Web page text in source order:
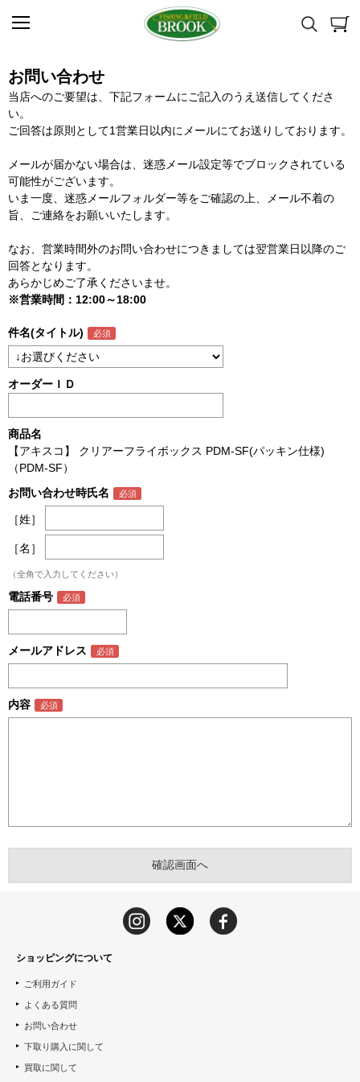
お問い合わせ
当店へのご要望は、下記フォームにご記入のうえ送信してくださ
い。
ご回答は原則として1営業日以内にメールにてお送りしております。
メールが届かない場合は、迷惑メール設定等でブロックされている
可能性がございます。
いま一度、迷惑メールフォルダー等をご確認の上、メール不着の
旨、ご連絡をお願いいたします。
なお、営業時間外のお問い合わせにつきましては翌営業日以降のご
回答となります。
あらかじめご了承くださいませ。
※営業時間：12:00～18:00
件名(タイトル)
オーダーＩＤ
商品名
【アキスコ】 クリアーフライボックス PDM-SF(パッキン仕様)
（PDM-SF）
お問い合わせ時氏名
［姓］
［名］
（全角で入力してください）
電話番号
メールアドレス
内容
ショッピングについて
ご利用ガイド
よくある質問
お問い合わせ
下取り購入に関して
買取に関して